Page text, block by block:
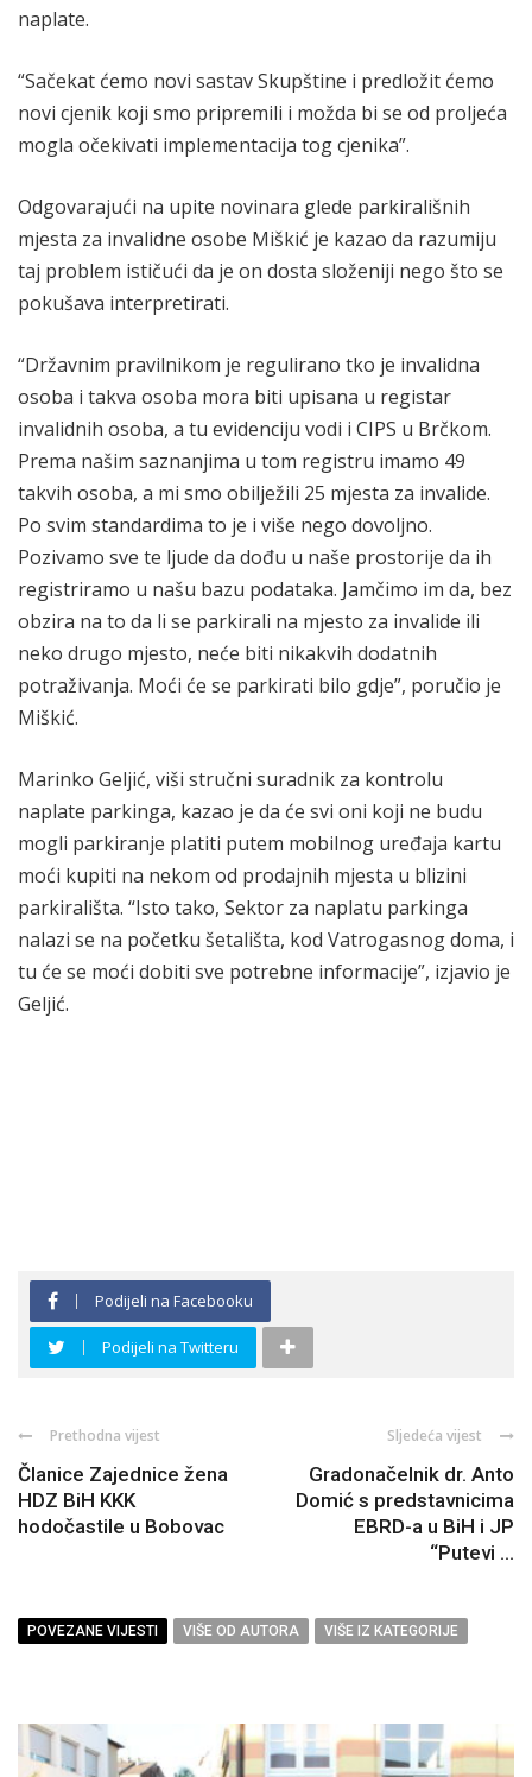
naplate.
“Sačekat ćemo novi sastav Skupštine i predložit ćemo
novi cjenik koji smo pripremili i možda bi se od proljeća
mogla očekivati implementacija tog cjenika”.
Odgovarajući na upite novinara glede parkirališnih
mjesta za invalidne osobe Miškić je kazao da razumiju
taj problem ističući da je on dosta složeniji nego što se
pokušava interpretirati.
“Državnim pravilnikom je regulirano tko je invalidna
osoba i takva osoba mora biti upisana u registar
invalidnih osoba, a tu evidenciju vodi i CIPS u Brčkom.
Prema našim saznanjima u tom registru imamo 49
takvih osoba, a mi smo obilježili 25 mjesta za invalide.
Po svim standardima to je i više nego dovoljno.
Pozivamo sve te ljude da dođu u naše prostorije da ih
registriramo u našu bazu podataka. Jamčimo im da, bez
obzira na to da li se parkirali na mjesto za invalide ili
neko drugo mjesto, neće biti nikakvih dodatnih
potraživanja. Moći će se parkirati bilo gdje”, poručio je
Miškić.
Marinko Geljić, viši stručni suradnik za kontrolu
naplate parkinga, kazao je da će svi oni koji ne budu
mogli parkiranje platiti putem mobilnog uređaja kartu
moći kupiti na nekom od prodajnih mjesta u blizini
parkirališta. “Isto tako, Sektor za naplatu parkinga
nalazi se na početku šetališta, kod Vatrogasnog doma, i
tu će se moći dobiti sve potrebne informacije”, izjavio je
Geljić.
Podijeli na Facebooku
Podijeli na Twitteru
Prethodna vijest
Članice Zajednice žena
HDZ BiH KKK
hodočastile u Bobovac
Sljedeća vijest
Gradonačelnik dr. Anto
Domić s predstavnicima
EBRD-a u BiH i JP
“Putevi ...
POVEZANE VIJESTI VIŠE OD AUTORA VIŠE IZ KATEGORIJE